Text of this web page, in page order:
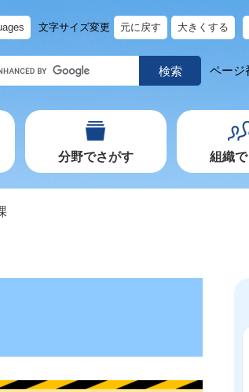
文字サイズ変更 元に戻す 大きくする
ページ
分野でさがす 組織